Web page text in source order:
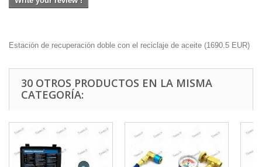
Estación de recuperación doble con el reciclaje de aceite (1690.5 EUR)
30 OTROS PRODUCTOS EN LA MISMA
CATEGORÍA: